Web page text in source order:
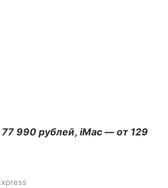
990 рублей, iMac — от 129